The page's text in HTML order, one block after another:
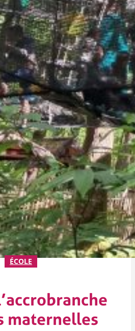
ÉCOLE
maternelles